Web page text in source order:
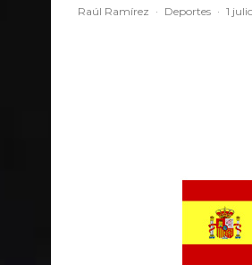
Raúl Ramírez · Deportes · 1